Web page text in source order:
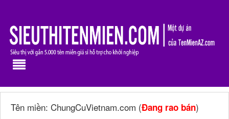
Tên miền: ChungCuVietnam.com (Đang rao bán)